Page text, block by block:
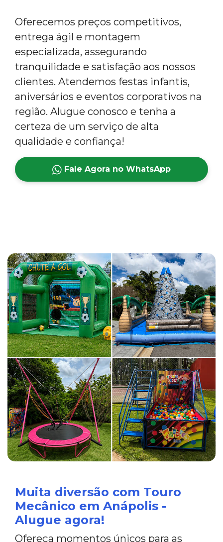
Oferecemos preços competitivos,
entrega ágil e montagem
especializada, assegurando
tranquilidade e satisfação aos nossos
clientes. Atendemos festas infantis,
aniversários e eventos corporativos na
região. Alugue conosco e tenha a
certeza de um serviço de alta
qualidade e confiança!
Fale Agora no WhatsApp
Muita diversão com Touro
Mecânico em Anápolis -
Alugue agora!
Ofereça momentos únicos para as